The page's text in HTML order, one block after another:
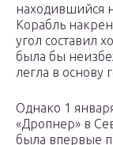
находившийся
Корабль
угол составил
была бы
легла в основу
Однако 1
«Дропнер» в
была впервые